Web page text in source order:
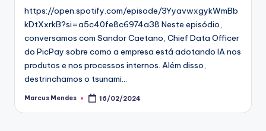
https://open.spotify.com/episode/3YyavwxgykWmBb
kDtXxrkB?si=a5c40fe8c6974a38 Neste episódio,
conversamos com Sandor Caetano, Chief Data Officer
do PicPay sobre como a empresa está adotando IA nos
produtos e nos processos internos. Além disso,
destrinchamos o tsunami…
Posted
Marcus Mendes 16/02/2024